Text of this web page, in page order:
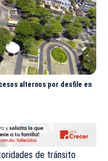
alternos por desfile en
de tránsito